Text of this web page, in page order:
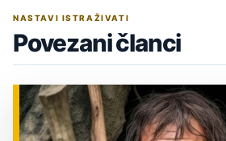
NASTAVI ISTRAŽIVATI
Povezani članci